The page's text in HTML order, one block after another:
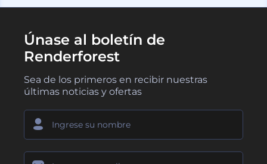
Únase al boletín de
Renderforest
Sea de los primeros en recibir nuestras
últimas noticias y ofertas